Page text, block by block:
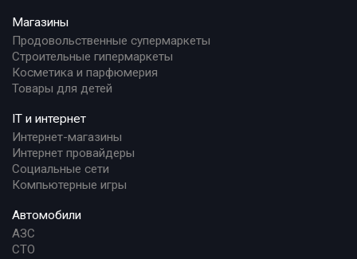
Магазины
Продовольственные супермаркеты
Строительные гипермаркеты
Косметика и парфюмерия
Товары для детей
IT и интернет
Интернет-магазины
Интернет провайдеры
Социальные сети
Компьютерные игры
Автомобили
АЗС
СТО